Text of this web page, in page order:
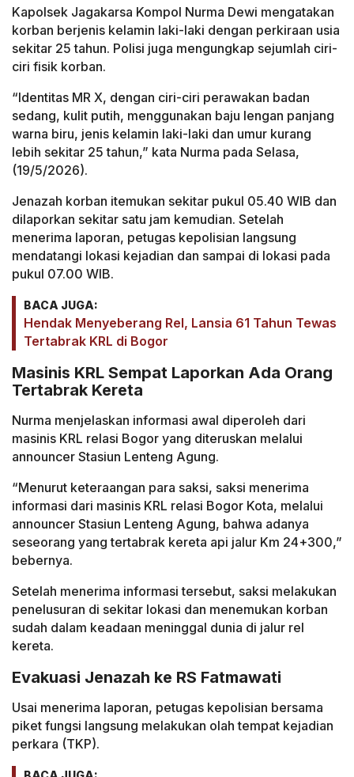
Kapolsek Jagakarsa Kompol Nurma Dewi mengatakan
korban berjenis kelamin laki-laki dengan perkiraan usia
sekitar 25 tahun. Polisi juga mengungkap sejumlah ciri-
ciri fisik korban.
“Identitas MR X, dengan ciri-ciri perawakan badan
sedang, kulit putih, menggunakan baju lengan panjang
warna biru, jenis kelamin laki-laki dan umur kurang
lebih sekitar 25 tahun,” kata Nurma pada Selasa,
(19/5/2026).
Jenazah korban itemukan sekitar pukul 05.40 WIB dan
dilaporkan sekitar satu jam kemudian. Setelah
menerima laporan, petugas kepolisian langsung
mendatangi lokasi kejadian dan sampai di lokasi pada
pukul 07.00 WIB.
BACA JUGA:
Hendak Menyeberang Rel, Lansia 61 Tahun Tewas
Tertabrak KRL di Bogor
Masinis KRL Sempat Laporkan Ada Orang
Tertabrak Kereta
Nurma menjelaskan informasi awal diperoleh dari
masinis KRL relasi Bogor yang diteruskan melalui
announcer Stasiun Lenteng Agung.
“Menurut keteraangan para saksi, saksi menerima
informasi dari masinis KRL relasi Bogor Kota, melalui
announcer Stasiun Lenteng Agung, bahwa adanya
seseorang yang tertabrak kereta api jalur Km 24+300,”
bebernya.
Setelah menerima informasi tersebut, saksi melakukan
penelusuran di sekitar lokasi dan menemukan korban
sudah dalam keadaan meninggal dunia di jalur rel
kereta.
Evakuasi Jenazah ke RS Fatmawati
Usai menerima laporan, petugas kepolisian bersama
piket fungsi langsung melakukan olah tempat kejadian
perkara (TKP).